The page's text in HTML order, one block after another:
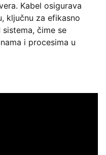
Kabel osigurava
ključnu za efikasno
čime se
i procesima u